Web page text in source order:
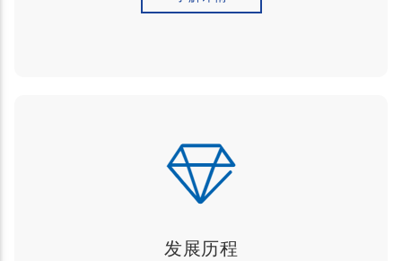
发展历程